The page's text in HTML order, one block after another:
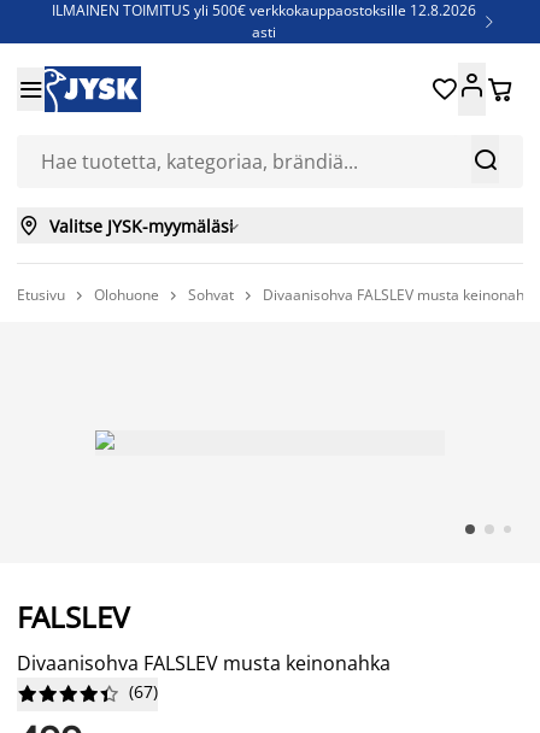
ILMAINEN TOIMITUS yli 500€ verkkokauppaostoksille 12.8.2026
asti

Jenkkisänkyjä - Säästä jopa 60%


 
 Valitse JYSK-myymäläsi
Etusivu  Olohuone  Sohvat  Divaanisohva FALSLEV musta keinonahka
FALSLEV
Divaanisohva FALSLEV musta keinonahka





 (67)